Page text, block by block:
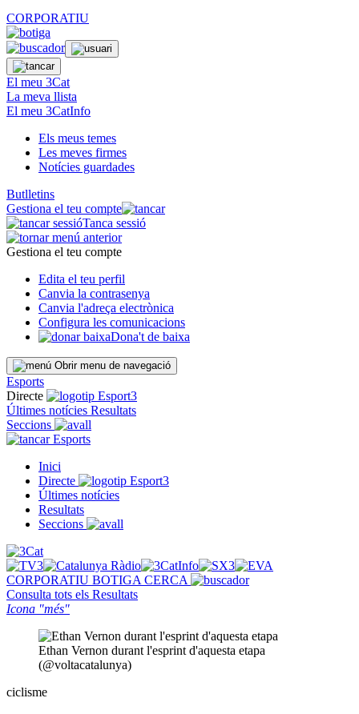
CORPORATIU
El meu 3Cat
La meva llista
El meu 3CatInfo
Els meus temes
Les meves firmes
Notícies guardades
Butlletins
Gestiona el teu compte
Tanca sessió
Gestiona el teu compte
Edita el teu perfil
Canvia la contrasenya
Canvia l'adreça electrònica
Configura les comunicacions
Dona't de baixa
Obrir menu de navegació
Esports
Directe
Últimes notícies Resultats
Seccions
Esports
Inici
Directe
Últimes notícies
Resultats
Seccions
CORPORATIU BOTIGA CERCA
Consulta tots els Resultats
Icona "més"
Ethan Vernon durant l'esprint d'aquesta etapa
(@voltacatalunya)
ciclisme